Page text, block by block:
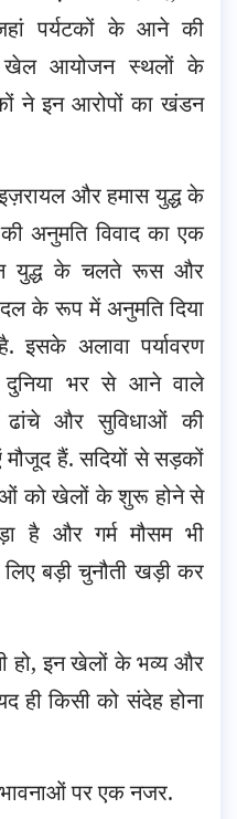
पर्यटकों के आने की
खेल आयोजन स्थलों के
ने इन आरोपों का खंडन
और हमास युद्ध के
अनुमति विवाद का एक
युद्ध के चलते रूस और
के रूप में अनुमति दिया
इसके अलावा पर्यावरण
दुनिया भर से आने वाले
ढांचे और सुविधाओं की
मौजूद हैं. सदियों से सड़कों
को खेलों के शुरू होने से
है और गर्म मौसम भी
बड़ी चुनौती खड़ी कर
हो, इन खेलों के भव्य और
किसी को संदेह होना
पर एक नजर.